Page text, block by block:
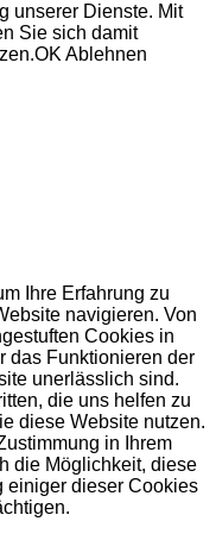
unserer Dienste. Mit
Sie sich damit
OK Ablehnen
Ihre Erfahrung zu
navigieren. Von
Cookies in
das Funktionieren der
unerlässlich sind.
die uns helfen zu
diese Website nutzen.
in Ihrem
die Möglichkeit, diese
einiger dieser Cookies